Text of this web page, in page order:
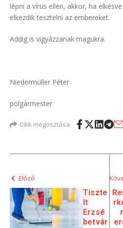
lépni a vírus ellen, akkor, ha
elkezdik tesztelni az embereket.
Addig is vigyázzanak magukra.
Niedermüller Péter
polgármester
Cikk megosztása
Előző
Tiszte
lt
Erzsé
betvár